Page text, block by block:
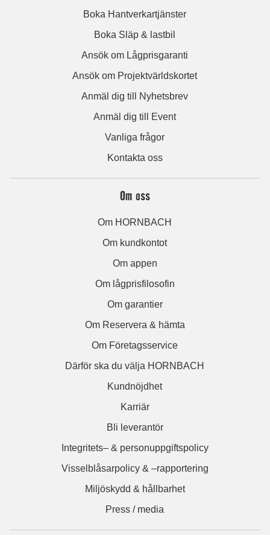
Boka Hantverkartjänster
Boka Släp & lastbil
Ansök om Lågprisgaranti
Ansök om Projektvärldskortet
Anmäl dig till Nyhetsbrev
Anmäl dig till Event
Vanliga frågor
Kontakta oss
Om oss
Om HORNBACH
Om kundkontot
Om appen
Om lågprisfilosofin
Om garantier
Om Reservera & hämta
Om Företagsservice
Därför ska du välja HORNBACH
Kundnöjdhet
Karriär
Bli leverantör
Integritets– & personuppgiftspolicy
Visselblåsarpolicy & –rapportering
Miljöskydd & hållbarhet
Press / media